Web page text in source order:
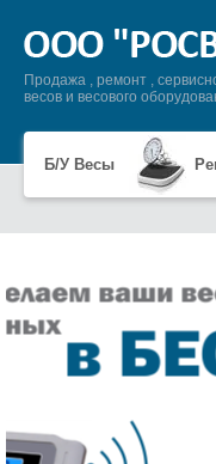
Продажа , ремонт ,
весов и весового
Б/У Весы